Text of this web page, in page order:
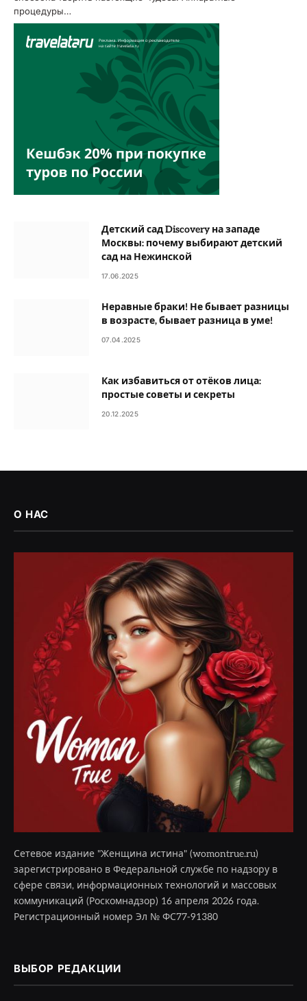
процедуры…
Детский сад Discovery на западе
Москвы: почему выбирают детский
сад на Нежинской
17.06.2025
Неравные браки! Не бывает разницы
в возрасте, бывает разница в уме!
07.04.2025
Как избавиться от отёков лица:
простые советы и секреты
20.12.2025
О НАС
Сетевое издание "Женщина истина" (womontrue.ru)
зарегистрировано в Федеральной службе по надзору в
сфере связи, информационных технологий и массовых
коммуникаций (Роскомнадзор) 16 апреля 2026 года.
Регистрационный номер Эл № ФС77-91380
ВЫБОР РЕДАКЦИИ